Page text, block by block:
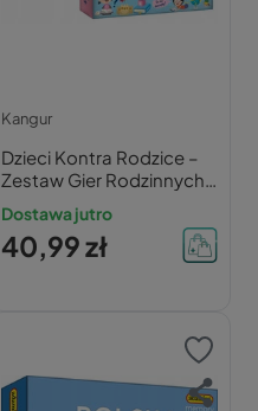
Kangur
Dzieci Kontra Rodzice –
Zestaw Gier Rodzinnych
Kangur
Dostawa jutro
40,99 zł